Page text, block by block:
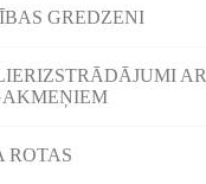
GREDZENI
AR
ROTAS